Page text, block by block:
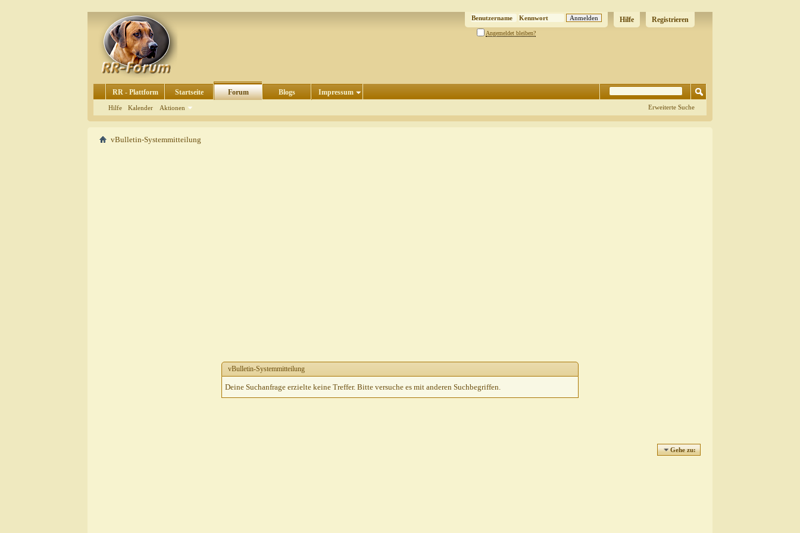
Registrieren
Hilfe
Angemeldet bleiben?
RR - Plattform Startseite Forum
Hilfe Kalender Aktionen
Blogs Impressum
Erweiterte Suche
vBulletin-Systemmitteilung
vBulletin-Systemmitteilung
Deine Suchanfrage erzielte keine Treffer. Bitte versuche es mit anderen Suchbegriffen.
Gehe zu: